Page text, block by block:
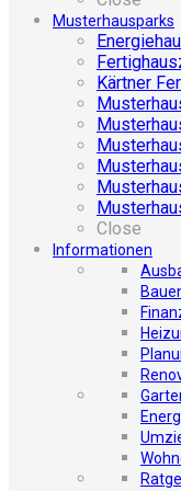
Musterhausparks
Kärtner
Close
Informationen